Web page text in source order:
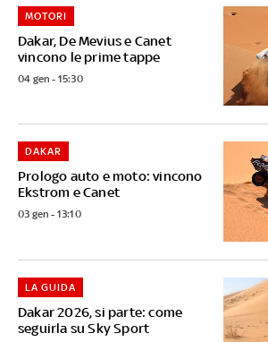
Dakar, De Mevius e Canet
vincono le prime tappe
MOTORI
04 gen - 15:30
Prologo auto e moto: vincono
Ekstrom e Canet
DAKAR
03 gen - 13:10
Dakar 2026, si parte: come
seguirla su Sky Sport
LA GUIDA